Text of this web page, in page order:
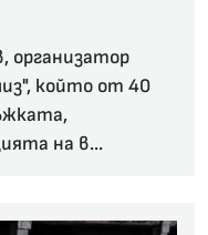
организатор
който от 40
на в...